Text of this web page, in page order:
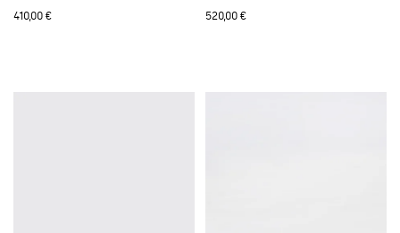
410,00 € 520,00 €